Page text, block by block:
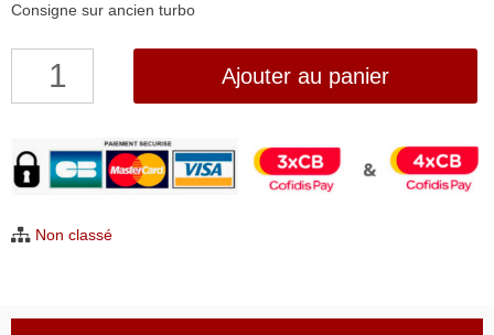
Consigne sur ancien turbo
quantité
145€TTC
sur
turbo
Ajouter au panier
Non classé